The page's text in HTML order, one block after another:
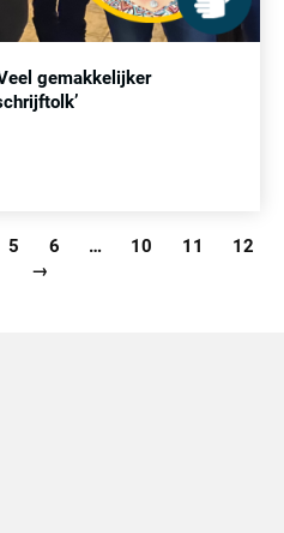
gemakkelijker
5 6 … 10 11
12
→